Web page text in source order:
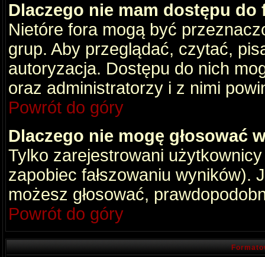
Dlaczego nie mam dostępu do
Nietóre fora mogą być
grup. Aby przeglądać, czytać,
autoryzacja. Dostępu do nich
oraz administratorzy i z nimi
Powrót do góry
Dlaczego nie mogę głosować
Tylko zarejestrowani
zapobiec fałszowaniu wyników).
możesz głosować,
Powrót do góry